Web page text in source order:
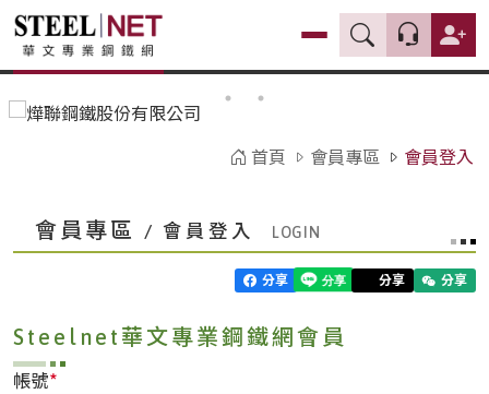
首頁 會員專區 會員登入
會員專區 / 會員登入
分享 分享 分享
Steelnet華文專業鋼鐵網會員
帳號*